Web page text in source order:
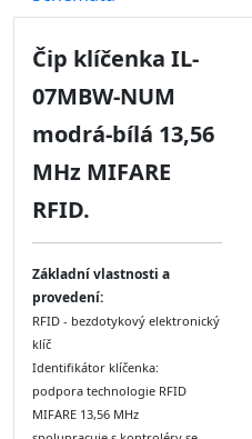
Čip klíčenka IL-
07MBW-NUM
modrá-bílá 13,56
MHz MIFARE
RFID.
Základní vlastnosti a
provedení:
RFID - bezdotykový elektronický
klíč
Identifikátor klíčenka:
podpora technologie RFID
MIFARE 13,56 MHz